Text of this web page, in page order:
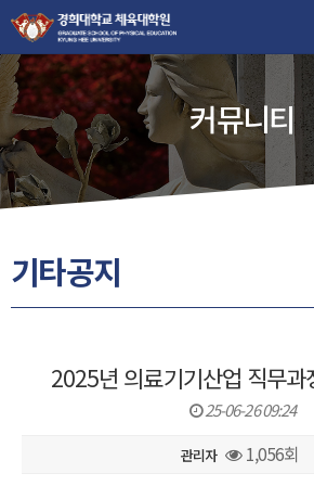
커뮤니티
기타공지
2025년 의료기기산업 직무과
25-06-26 09:24
관리자 1,056회